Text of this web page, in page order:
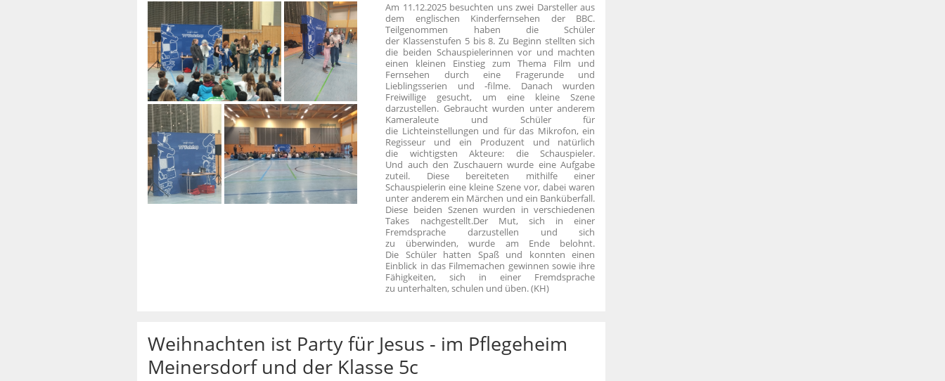
Am 11.12.2025 besuchten uns zwei Darsteller aus
dem englischen Kinderfernsehen der BBC.
Teilgenommen haben die Schüler
der Klassenstufen 5 bis 8. Zu Beginn stellten sich
die beiden Schauspielerinnen vor und machten
einen kleinen Einstieg zum Thema Film und
Fernsehen durch eine Fragerunde und
Lieblingsserien und ‑filme. Danach wurden
Freiwillige gesucht, um eine kleine Szene
darzustellen. Gebraucht wurden unter anderem
Kameraleute und Schüler für
die Lichteinstellungen und für das Mikrofon, ein
Regisseur und ein Produzent und natürlich
die wichtigsten Akteure: die Schauspieler.
Und auch den Zuschauern wurde eine Aufgabe
zuteil. Diesebereiteten mithilfe einer
Schauspielerin eine kleine Szene vor, dabei waren
unter anderem ein Märchen und ein Banküberfall.
Diese beiden Szenen wurden in verschiedenen
Takes nachgestellt.Der Mut, sich in einer
Fremdsprache darzustellen und sich
zu überwinden, wurde am Ende belohnt.
Die Schüler hatten Spaß und konnten einen
Einblick in das Filmemachen gewinnen sowie ihre
Fähigkeiten, sich in einer Fremdsprache
zu unterhalten, schulen und üben. (KH)
Weihnachten ist Party für Jesus - im Pflegeheim
Meinersdorf und der Klasse 5c